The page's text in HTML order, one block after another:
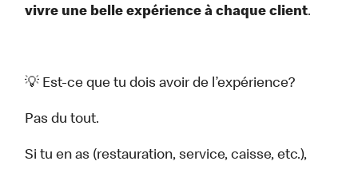
vivre une belle expérience à chaque client.
💡 Est-ce que tu dois avoir de l’expérience?
Pas du tout.
Si tu en as (restauration, service, caisse, etc.),